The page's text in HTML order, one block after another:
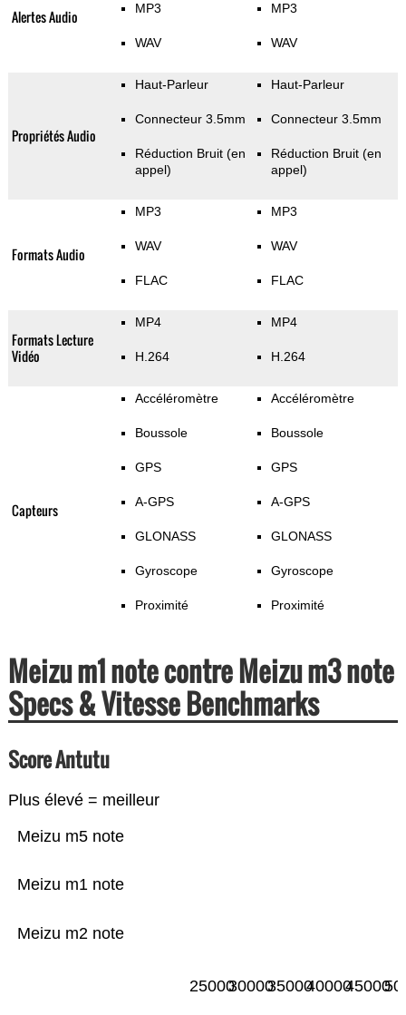
Alertes Audio MP3
WAV
MP3
WAV
Propriétés Audio
Haut-Parleur
Connecteur 3.5mm
Réduction Bruit (en
appel)
Haut-Parleur
Connecteur 3.5mm
Réduction Bruit (en
appel)
Formats Audio
MP3
WAV
FLAC
MP3
WAV
FLAC
Formats Lecture
Vidéo
MP4
H.264
MP4
H.264
Capteurs
Accéléromètre
Boussole
GPS
A-GPS
GLONASS
Gyroscope
Proximité
Accéléromètre
Boussole
GPS
A-GPS
GLONASS
Gyroscope
Proximité
Meizu m1 note contre Meizu m3 note
Specs & Vitesse Benchmarks
Score Antutu
Plus élevé = meilleur
Meizu m2 note
Meizu m1 note
Meizu m5 note
2500030000350004000045000